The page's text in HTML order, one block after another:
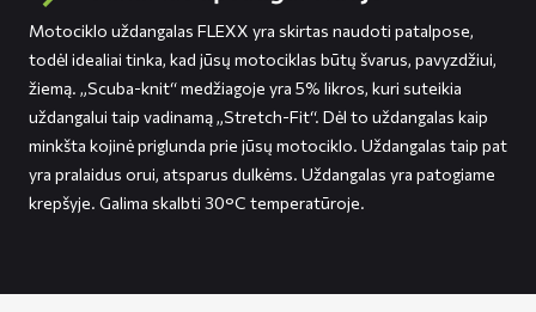
Motociklo uždangalas FLEXX yra skirtas naudoti patalpose,
todėl idealiai tinka, kad jūsų motociklas būtų švarus, pavyzdžiui,
žiemą. „Scuba-knit“ medžiagoje yra 5% likros, kuri suteikia
uždangalui taip vadinamą „Stretch-Fit“. Dėl to uždangalas kaip
minkšta kojinė priglunda prie jūsų motociklo. Uždangalas taip pat
yra pralaidus orui, atsparus dulkėms. Uždangalas yra patogiame
krepšyje. Galima skalbti 30°C temperatūroje.